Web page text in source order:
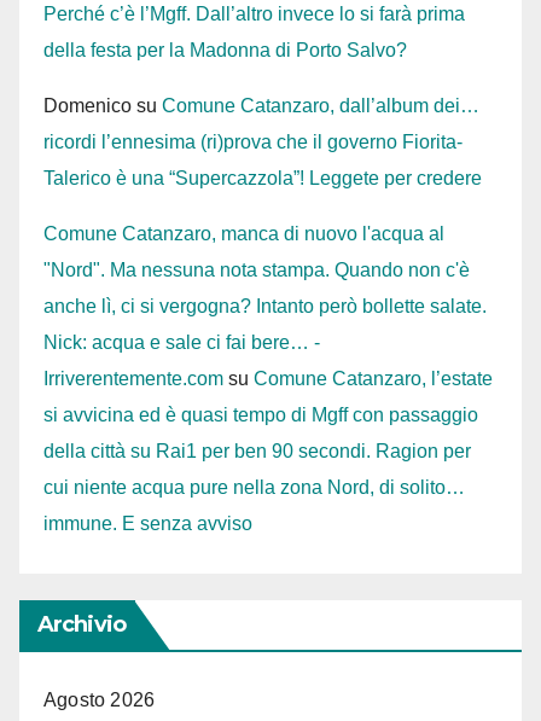
Perché c’è l’Mgff. Dall’altro invece lo si farà prima
della festa per la Madonna di Porto Salvo?
Domenico su Comune Catanzaro, dall’album dei…
ricordi l’ennesima (ri)prova che il governo Fiorita-
Talerico è una “Supercazzola”! Leggete per credere
Comune Catanzaro, manca di nuovo l'acqua al
"Nord". Ma nessuna nota stampa. Quando non c'è
anche lì, ci si vergogna? Intanto però bollette salate.
Nick: acqua e sale ci fai bere… -
Irriverentemente.com su Comune Catanzaro, l’estate
si avvicina ed è quasi tempo di Mgff con passaggio
della città su Rai1 per ben 90 secondi. Ragion per
cui niente acqua pure nella zona Nord, di solito…
immune. E senza avviso
Archivio
Agosto 2026